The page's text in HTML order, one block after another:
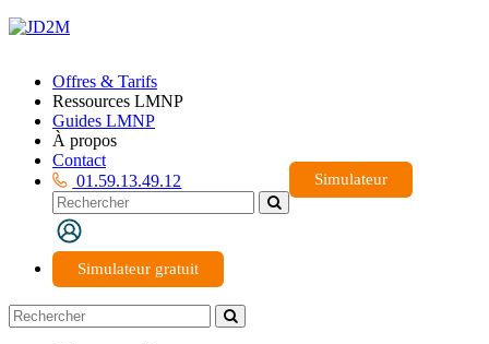
Offres & Tarifs
Ressources LMNP
Guides LMNP
À propos
Contact
01.59.13.49.12
Simulateur gratuit
Simulateur